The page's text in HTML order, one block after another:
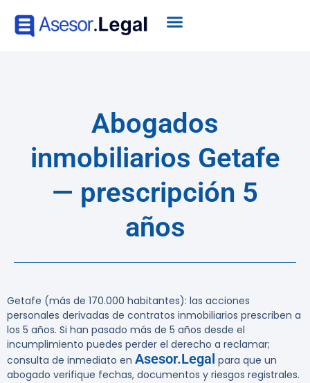
Abogados
inmobiliarios Getafe
— prescripción 5
años
Getafe (más de 170.000 habitantes): las acciones
personales derivadas de contratos inmobiliarios prescriben a
los 5 años. Si han pasado más de 5 años desde el
incumplimiento puedes perder el derecho a reclamar;
consulta de inmediato en Asesor.Legal para que un
abogado verifique fechas, documentos y riesgos registrales.